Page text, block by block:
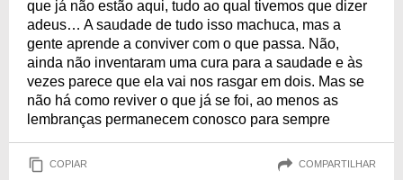
que já não estão aqui, tudo ao qual tivemos que dizer
adeus… A saudade de tudo isso machuca, mas a
gente aprende a conviver com o que passa. Não,
ainda não inventaram uma cura para a saudade e às
vezes parece que ela vai nos rasgar em dois. Mas se
não há como reviver o que já se foi, ao menos as
lembranças permanecem conosco para sempre
COPIAR COMPARTILHAR